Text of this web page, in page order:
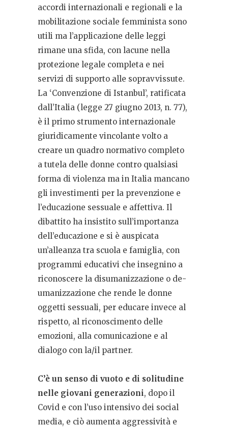
accordi internazionali e regionali e la
mobilitazione sociale femminista sono
utili ma l’applicazione delle leggi
rimane una sfida, con lacune nella
protezione legale completa e nei
servizi di supporto alle sopravvissute.
La ‘Convenzione di Istanbul’, ratificata
dall’Italia (legge 27 giugno 2013, n. 77),
è il primo strumento internazionale
giuridicamente vincolante volto a
creare un quadro normativo completo
a tutela delle donne contro qualsiasi
forma di violenza ma in Italia mancano
gli investimenti per la prevenzione e
l’educazione sessuale e affettiva. Il
dibattito ha insistito sull’importanza
dell’educazione e si è auspicata
un’alleanza tra scuola e famiglia, con
programmi educativi che insegnino a
riconoscere la disumanizzazione o de-
umanizzazione che rende le donne
oggetti sessuali, per educare invece al
rispetto, al riconoscimento delle
emozioni, alla comunicazione e al
dialogo con la/il partner.
C’è un senso di vuoto e di solitudine
nelle giovani generazioni, dopo il
Covid e con l’uso intensivo dei social
media, e ciò aumenta aggressività e